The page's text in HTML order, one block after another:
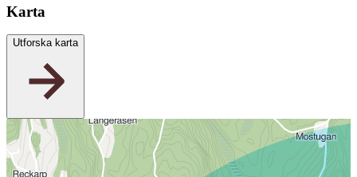
Karta
Utforska karta